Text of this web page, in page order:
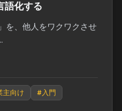
語化する
を、他人をワクワクさせ
主向け #入門